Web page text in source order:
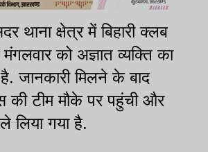
थाना क्षेत्र में बिहारी क्लब
को अज्ञात व्यक्ति का
जानकारी मिलने के बाद
की टीम मौके पर पहुंची और
लिया गया है.